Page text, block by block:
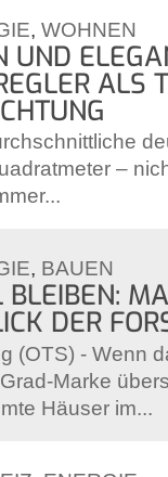
, WOHNEN
UND
ALS
–
, BAUEN
BLEIBEN:
DER
(OTS) - Wenn
Marke
Häuser im...